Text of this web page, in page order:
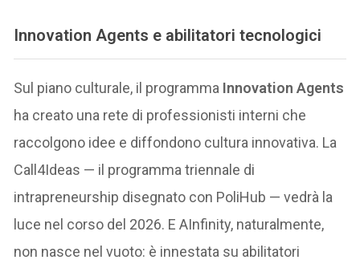
Innovation Agents e abilitatori tecnologici
Sul piano culturale, il programma Innovation Agents
ha creato una rete di professionisti interni che
raccolgono idee e diffondono cultura innovativa. La
Call4Ideas — il programma triennale di
intrapreneurship disegnato con PoliHub — vedrà la
luce nel corso del 2026. E AInfinity, naturalmente,
non nasce nel vuoto: è innestata su abilitatori